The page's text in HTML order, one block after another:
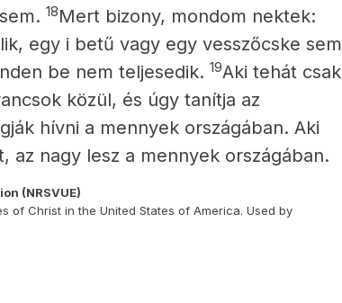
18Mert bizony, mondom nektek:
egy i betű vagy egy vesszőcske sem
be nem teljesedik. 19Aki tehát csak
közül, és úgy tanítja az
hívni a mennyek országában. Aki
az nagy lesz a mennyek országában.
(NRSVUE)
of Christ in the United States of America. Used by